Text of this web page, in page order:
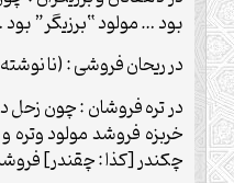
بود … مولود “برزيگر”
در ريحان فروشى : (نا
در تره فروشان : چون
خربزه فروشد مولود
چكندر [كذا : چقندر]